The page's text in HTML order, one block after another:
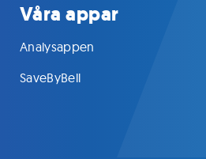
Våra appar
Analysappen
SaveByBell